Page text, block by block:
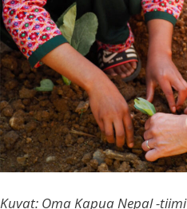
Kuvat: Oma Kapua Nepal -tiimi